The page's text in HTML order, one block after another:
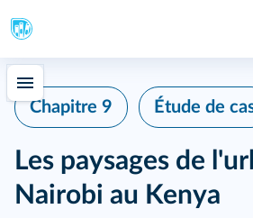
Chapitre 9 Étude de
Les paysages de
Nairobi au Kenya